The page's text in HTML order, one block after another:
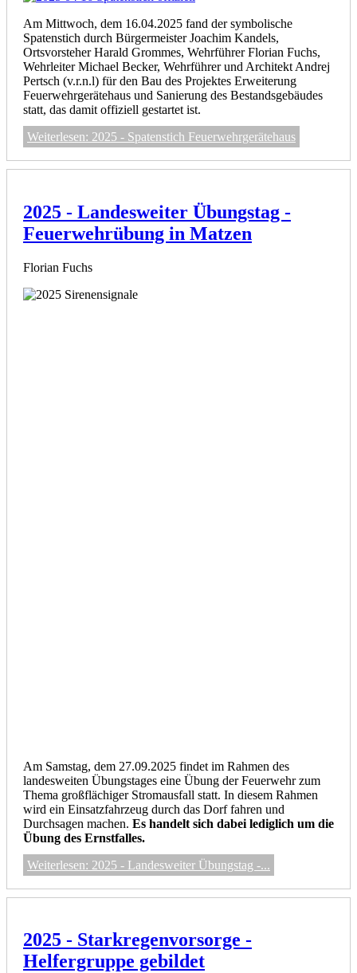
Am Mittwoch, dem 16.04.2025 fand der symbolische
Spatenstich durch Bürgermeister Joachim Kandels,
Ortsvorsteher Harald Grommes, Wehrführer Florian Fuchs,
Wehrleiter Michael Becker, Wehrführer und Architekt Andrej
Pertsch (v.r.n.l) für den Bau des Projektes Erweiterung
Feuerwehrgerätehaus und Sanierung des Bestandsgebäudes
statt, das damit offiziell gestartet ist.
Weiterlesen: 2025 - Spatenstich Feuerwehrgerätehaus
2025 - Landesweiter Übungstag -
Feuerwehrübung in Matzen
Florian Fuchs
Am Samstag, dem 27.09.2025 findet im Rahmen des
landesweiten Übungstages eine Übung der Feuerwehr zum
Thema großflächiger Stromausfall statt. In diesem Rahmen
wird ein Einsatzfahrzeug durch das Dorf fahren und
Durchsagen machen. Es handelt sich dabei lediglich um die
Übung des Ernstfalles.
Weiterlesen: 2025 - Landesweiter Übungstag -...
2025 - Starkregenvorsorge -
Helfergruppe gebildet